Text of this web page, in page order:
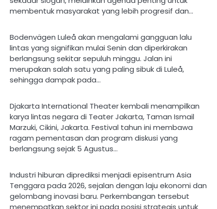
membentuk masyarakat yang lebih progresif dan…
Bodenvägen Luleå akan mengalami gangguan lalu
lintas yang signifikan mulai Senin dan diperkirakan
berlangsung sekitar sepuluh minggu. Jalan ini
merupakan salah satu yang paling sibuk di Luleå,
sehingga dampak pada…
Djakarta International Theater kembali menampilkan
karya lintas negara di Teater Jakarta, Taman Ismail
Marzuki, Cikini, Jakarta. Festival tahun ini membawa
ragam pementasan dan program diskusi yang
berlangsung sejak 5 Agustus…
Industri hiburan diprediksi menjadi episentrum Asia
Tenggara pada 2026, sejalan dengan laju ekonomi dan
gelombang inovasi baru. Perkembangan tersebut
menempatkan sektor ini pada posisi strategis untuk